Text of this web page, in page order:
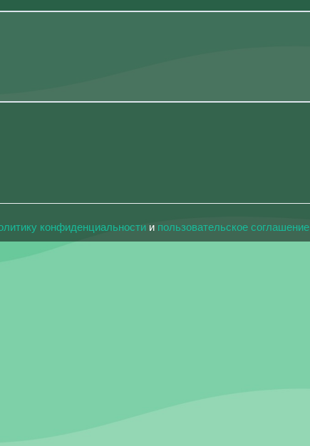
конфиденциальности и пользовательское соглашение